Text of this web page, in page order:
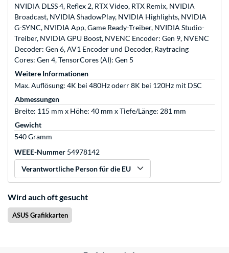
NVIDIA DLSS 4, Reflex 2, RTX Video, RTX Remix, NVIDIA
Broadcast, NVIDIA ShadowPlay, NVIDIA Highlights, NVIDIA
G-SYNC, NVIDIA App, Game Ready-Treiber, NVIDIA Studio-
Treiber, NVIDIA GPU Boost, NVENC Encoder: Gen 9, NVENC
Decoder: Gen 6, AV1 Encoder und Decoder, Raytracing
Cores: Gen 4, TensorCores (AI): Gen 5
Weitere Informationen
Max. Auflösung: 4K bei 480Hz oderr 8K bei 120Hz mit DSC
Abmessungen
Breite: 115 mm x Höhe: 40 mm x Tiefe/Länge: 281 mm
Gewicht
540 Gramm
WEEE-Nummer 54978142
Verantwortliche Person für die EU
Wird auch oft gesucht
ASUS Grafikkarten